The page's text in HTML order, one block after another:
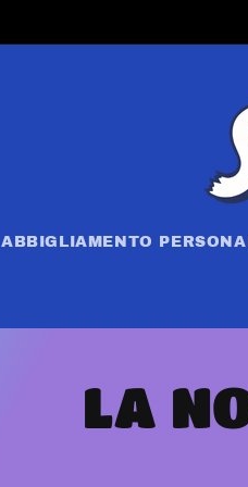
ABBIGLIAMENTO
LA